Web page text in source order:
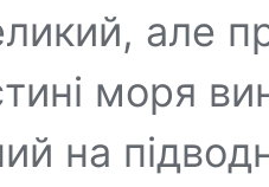
але
моря
на